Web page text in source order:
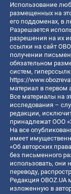
Использование
размещенных на
его поддоменах, в
Разрешается
разрешения на их
ссылки на сайт
получении
обязательном
систем,
https://
материал в первом
Все материалы на
исследования –
редакции,
принадлежат ООО
На все
имеет
«Об авторских
без письменного
использовать, они
переводу,
Редакция OBOZ.UA
изложенную в